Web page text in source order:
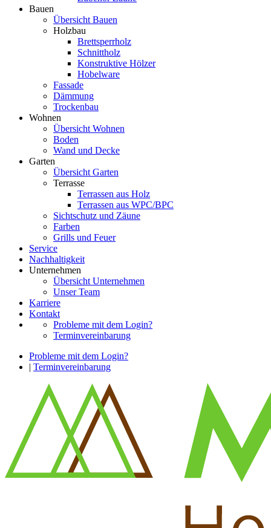
Bauen
Übersicht Bauen
Holzbau
Brettsperrholz
Schnittholz
Konstruktive Hölzer
Hobelware
Fassade
Dämmung
Trockenbau
Wohnen
Übersicht Wohnen
Boden
Wand und Decke
Garten
Übersicht Garten
Terrasse
Terrassen aus Holz
Terrassen aus WPC/BPC
Sichtschutz und Zäune
Farben
Grills und Feuer
Service
Nachhaltigkeit
Unternehmen
Übersicht Unternehmen
Unser Team
Karriere
Kontakt
Probleme mit dem Login?
Terminvereinbarung
Probleme mit dem Login?
| Terminvereinbarung